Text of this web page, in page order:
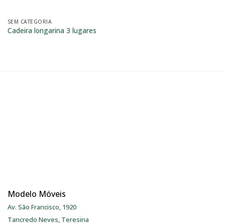
SEM CATEGORIA
Cadeira longarina 3 lugares
Modelo Móveis
Av. São Francisco, 1920
Tancredo Neves, Teresina